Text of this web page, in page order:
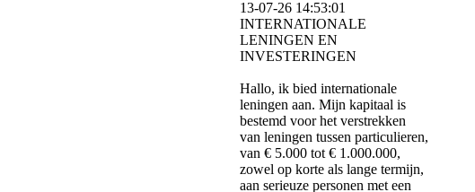
13-07-26 14:53:01
INTERNATIONALE
LENINGEN EN
INVESTERINGEN
Hallo, ik bied internationale
leningen aan. Mijn kapitaal is
bestemd voor het verstrekken
van leningen tussen particulieren,
van € 5.000 tot € 1.000.000,
zowel op korte als lange termijn,
aan serieuze personen met een